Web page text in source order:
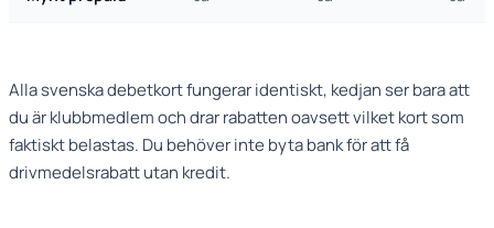
Alla svenska debetkort fungerar identiskt, kedjan ser bara att
du är klubbmedlem och drar rabatten oavsett vilket kort som
faktiskt belastas. Du behöver inte byta bank för att få
drivmedelsrabatt utan kredit.